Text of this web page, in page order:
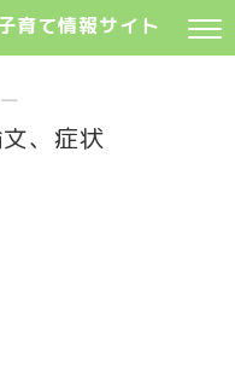
育て情報サイト
、症状